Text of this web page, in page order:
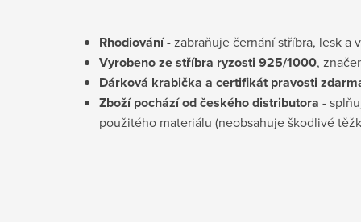
Rhodiování- zabraňuje černání stříbra, lesk a
Vyrobeno ze stříbra ryzosti 925/1000,
Dárková krabička a certifikát pravosti
Zboží pochází od českého distributora -
použitého materiálu (neobsahuje škodlivé